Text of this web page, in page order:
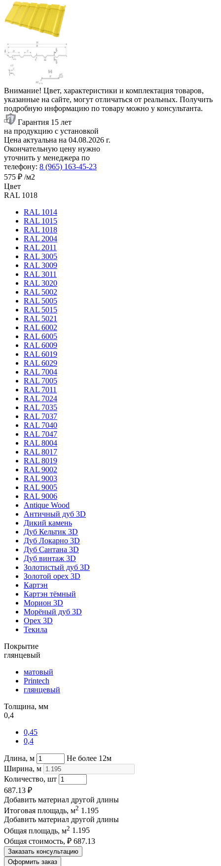
Внимание! Цвет, характеристики и комплектация товаров,
указанные на сайте, могут отличаться от реальных. Получить
подробную информацию по товару можно у консультанта.
Гарантия 15 лет
на продукцию с установкой
Цена актуальна на 04.08.2026 г.
Окончательную цену нужно
уточнить у менеджера по
телефону: 8 (965) 163-45-23
575 ₽ /м2
Цвет
RAL 1018
RAL 1014
RAL 1015
RAL 1018
RAL 2004
RAL 2011
RAL 3005
RAL 3009
RAL 3011
RAL 3020
RAL 5002
RAL 5005
RAL 5015
RAL 5021
RAL 6002
RAL 6005
RAL 6009
RAL 6019
RAL 6029
RAL 7004
RAL 7005
RAL 7011
RAL 7024
RAL 7035
RAL 7037
RAL 7040
RAL 7047
RAL 8004
RAL 8017
RAL 8019
RAL 9002
RAL 9003
RAL 9005
RAL 9006
Antique Wood
Античный дуб 3D
Дикий камень
Дуб Кельтик 3D
Дуб Локарно 3D
Дуб Сантана 3D
Дуб винтаж 3D
Золотистый дуб 3D
Золотой орех 3D
Картэн
Картэн тёмный
Морион 3D
Морёный дуб 3D
Орех 3D
Текила
Покрытие
глянцевый
матовый
Printech
глянцевый
Толщина, мм
0,4
0,45
0,4
Длина, м
Не более 12м
Ширина, м
Количество, шт
687.13 ₽
Добавить материал другой длины
Итоговая площадь, м2 1.195
Добавить материал другой длины
Общая площадь, м2 1.195
Общая стоимость, ₽ 687.13
Заказать консультацию
Оформить заказ